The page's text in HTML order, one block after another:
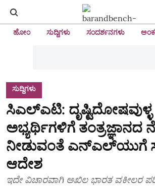
ಹೋಂ ಸುದ್ದಿಗಳು ಸಂದರ್ಶನಗಳು
ಸುದ್ದಿಗಳು
ಸಿಎಲ್ಎಟಿ: ದೃಷ್ಟಿದೋಷವುಳ್ಳ
ಅಭ್ಯರ್ಥಿಗಳಿಗೆ ತಂತ್ರಜ್ಞಾನದ
ನೀಡುವಂತೆ ಎನ್ಎಲ್‌ಯುಗೆ
ಆದೇಶ
ಇದೇ ವಿಚಾರವಾಗಿ ಅಖಿಲ ಭಾರತ ವಕೀಲರ